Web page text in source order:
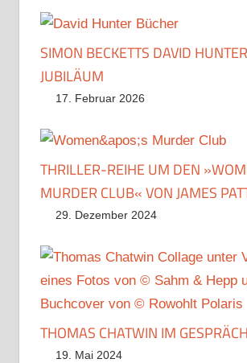
SIMON BECKETTS DAVID
JUBILÄUM
17. Februar 2026
THRILLER-REIHE UM DEN
MURDER CLUB« VON JAMES
29. Dezember 2024
THOMAS CHATWIN IM GESPRÄCH
19. Mai 2024